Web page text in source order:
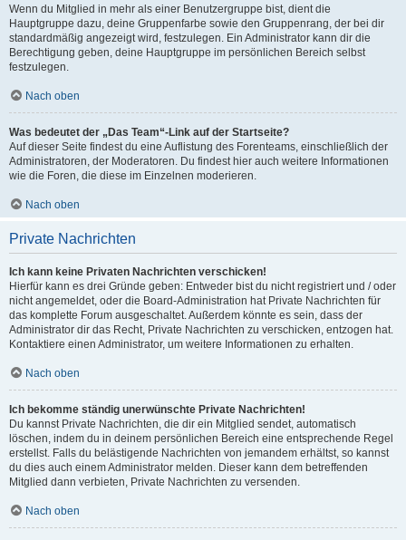
Wenn du Mitglied in mehr als einer Benutzergruppe bist, dient die
Hauptgruppe dazu, deine Gruppenfarbe sowie den Gruppenrang, der bei dir
standardmäßig angezeigt wird, festzulegen. Ein Administrator kann dir die
Berechtigung geben, deine Hauptgruppe im persönlichen Bereich selbst
festzulegen.
Nach oben
Was bedeutet der „Das Team“-Link auf der Startseite?
Auf dieser Seite findest du eine Auflistung des Forenteams, einschließlich der
Administratoren, der Moderatoren. Du findest hier auch weitere Informationen
wie die Foren, die diese im Einzelnen moderieren.
Nach oben
Private Nachrichten
Ich kann keine Privaten Nachrichten verschicken!
Hierfür kann es drei Gründe geben: Entweder bist du nicht registriert und / oder
nicht angemeldet, oder die Board-Administration hat Private Nachrichten für
das komplette Forum ausgeschaltet. Außerdem könnte es sein, dass der
Administrator dir das Recht, Private Nachrichten zu verschicken, entzogen hat.
Kontaktiere einen Administrator, um weitere Informationen zu erhalten.
Nach oben
Ich bekomme ständig unerwünschte Private Nachrichten!
Du kannst Private Nachrichten, die dir ein Mitglied sendet, automatisch
löschen, indem du in deinem persönlichen Bereich eine entsprechende Regel
erstellst. Falls du belästigende Nachrichten von jemandem erhältst, so kannst
du dies auch einem Administrator melden. Dieser kann dem betreffenden
Mitglied dann verbieten, Private Nachrichten zu versenden.
Nach oben